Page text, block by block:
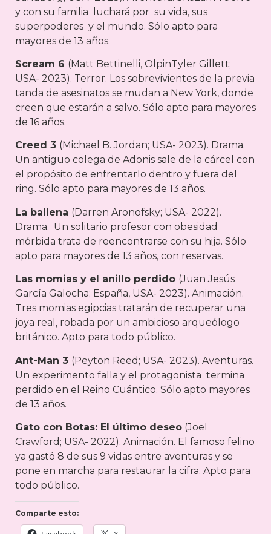
y con su familia luchará por su vida, sus
superpoderes y el mundo. Sólo apto para
mayores de 13 años.
Scream 6 (Matt Bettinelli, OlpinTyler Gillett;
USA- 2023). Terror. Los sobrevivientes de la previa
tanda de asesinatos se mudan a New York, donde
creen que estarán a salvo. Sólo apto para mayores
de 16 años.
Creed 3 (Michael B. Jordan; USA- 2023). Drama.
Un antiguo colega de Adonis sale de la cárcel con
el propósito de enfrentarlo dentro y fuera del
ring. Sólo apto para mayores de 13 años.
La ballena (Darren Aronofsky; USA- 2022).
Drama. Un solitario profesor con obesidad
mórbida trata de reencontrarse con su hija. Sólo
apto para mayores de 13 años, con reservas.
Las momias y el anillo perdido (Juan Jesús
García Galocha; España, USA- 2023). Animación.
Tres momias egipcias tratarán de recuperar una
joya real, robada por un ambicioso arqueólogo
británico. Apto para todo público.
Ant-Man 3 (Peyton Reed; USA- 2023). Aventuras.
Un experimento falla y el protagonista termina
perdido en el Reino Cuántico. Sólo apto mayores
de 13 años.
Gato con Botas: El último deseo (Joel
Crawford; USA- 2022). Animación. El famoso felino
ya gastó 8 de sus 9 vidas entre aventuras y se
pone en marcha para restaurar la cifra. Apto para
todo público.
Comparte esto: